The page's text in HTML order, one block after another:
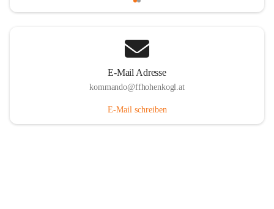
E-Mail Adresse
kommando@ffhohenkogl.at
E-Mail schreiben